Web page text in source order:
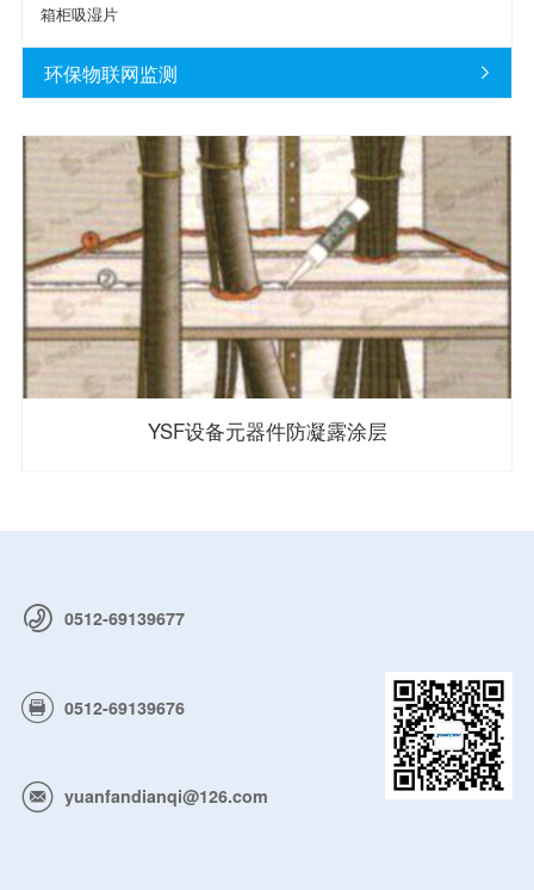
箱柜吸湿片
环保物联网监测 
YSF设备元器件防凝露涂层
0512-69139677
0512-69139676
yuanfandianqi@126.com